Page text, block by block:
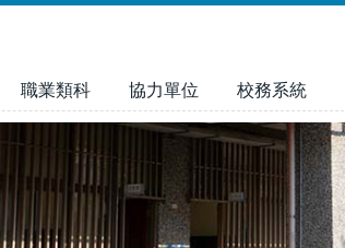
職業類科 協力單位 校務系統